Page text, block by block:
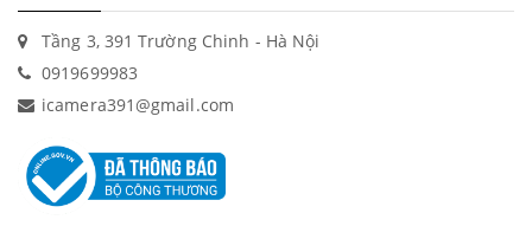
Tầng 3, 391 Trường Chinh - Hà Nội
0919699983
icamera391@gmail.com